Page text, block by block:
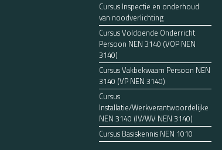
Cursus Inspectie en onderhoud
van noodverlichting
Cursus Voldoende Onderricht
Persoon NEN 3140 (VOP NEN
3140)
Cursus Vakbekwaam Persoon NEN
3140 (VP NEN 3140)
Cursus
Installatie/Werkverantwoordelijke
NEN 3140 (IV/WV NEN 3140)
Cursus Basiskennis NEN 1010